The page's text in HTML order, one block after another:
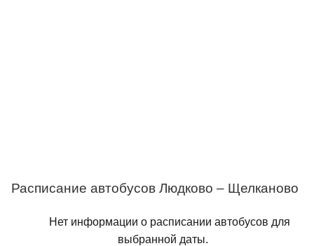
Расписание автобусов Людково – Щелканово
Нет информации о расписании автобусов для
выбранной даты.